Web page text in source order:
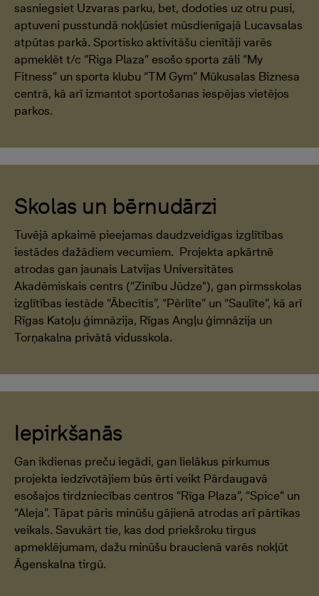
sasniegsiet Uzvaras parku, bet, dodoties uz otru pusi,
aptuveni pusstundā nokļūsiet mūsdienīgajā Lucavsalas
atpūtas parkā. Sportisko aktivitāšu cienītāji varēs
apmeklēt t/c “Riga Plaza” esošo sporta zāli “My
Fitness” un sporta klubu “TM Gym” Mūkusalas Biznesa
centrā, kā arī izmantot sportošanas iespējas vietējos
parkos.
Skolas un bērnudārzi
Tuvējā apkaimē pieejamas daudzveidīgas izglītības
iestādes dažādiem vecumiem. Projekta apkārtnē
atrodas gan jaunais Latvijas Universitātes
Akadēmiskais centrs (“Zinību Jūdze"), gan pirmsskolas
izglītības iestāde “Ābecītis”, “Pērlīte” un “Saulīte”, kā arī
Rīgas Katoļu ģimnāzija, Rīgas Angļu ģimnāzija un
Torņakalna privātā vidusskola.
Iepirkšanās
Gan ikdienas preču iegādi, gan lielākus pirkumus
projekta iedzīvotājiem būs ērti veikt Pārdaugavā
esošajos tirdzniecības centros “Rīga Plaza”, “Spice” un
“Aleja”. Tāpat pāris minūšu gājienā atrodas arī pārtikas
veikals. Savukārt tie, kas dod priekšroku tirgus
apmeklējumam, dažu minūšu braucienā varēs nokļūt
Āgenskalna tirgū.